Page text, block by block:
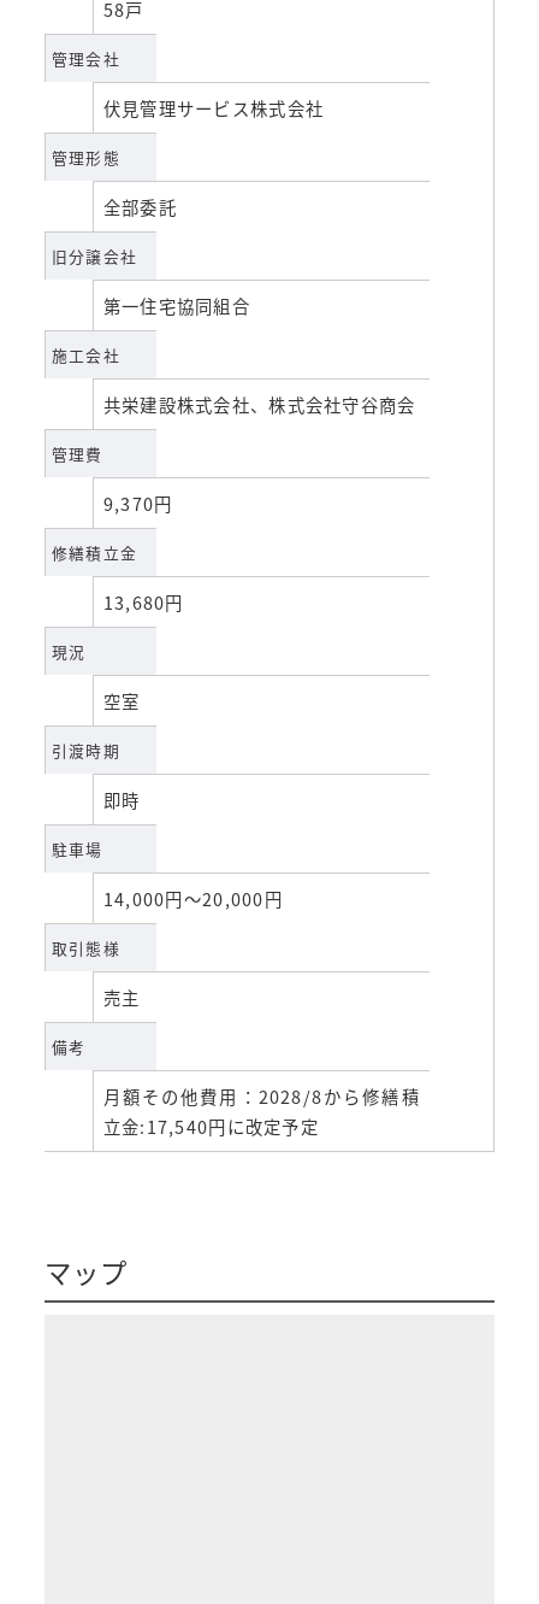
58戸
管理会社
伏見管理サービス株式会社
管理形態
全部委託
旧分譲会社
第一住宅協同組合
施工会社
共栄建設株式会社、株式会社守谷商会
管理費
9,370円
修繕積立金
13,680円
現況
空室
引渡時期
即時
駐車場
14,000円～20,000円
取引態様
売主
備考
月額その他費用：2028/8から修繕積
立金:17,540円に改定予定
マップ